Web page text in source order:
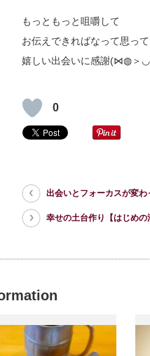
もっともっと咀嚼して
お伝えできればなって思って
嬉しい出会いに感謝(⋈◍
0
出会いとフォーカスが変わ
幸せの土台作り【はじめの